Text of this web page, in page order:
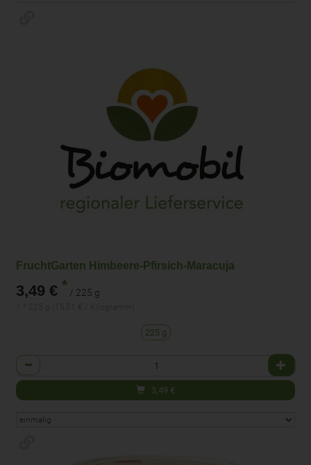
FruchtGarten Himbeere-Pfirsich-Maracuja
3,49 € * / 225 g
225 g
Anzahl
3,49 €